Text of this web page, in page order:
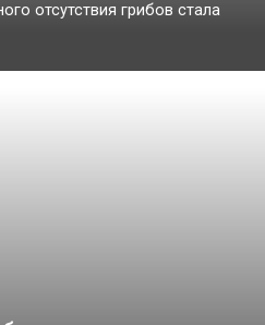
отсутствия грибов стала